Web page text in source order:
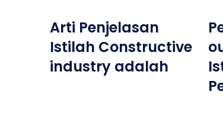
Arti Penjelasan
Istilah Constructive
industry adalah